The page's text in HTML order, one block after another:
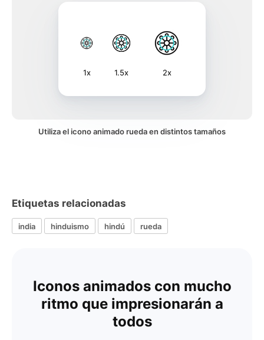
1x 1.5x 2x
Utiliza el icono animado rueda en distintos tamaños
Etiquetas relacionadas
india hinduismo hindú rueda
Iconos animados con mucho
ritmo que impresionarán a
todos